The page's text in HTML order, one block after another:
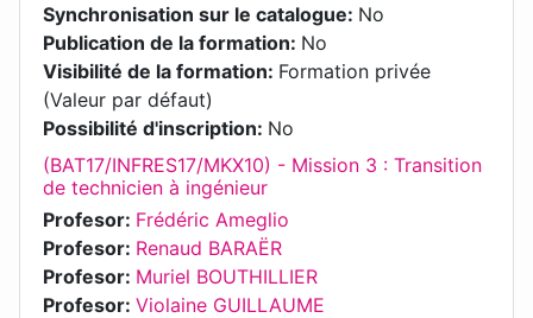
Synchronisation sur le catalogue: No
Publication de la formation: No
Visibilité de la formation: Formation privée
(Valeur par défaut)
Possibilité d'inscription: No
(BAT17/INFRES17/MKX10) - Mission 3 : Transition
de technicien à ingénieur
Profesor: Frédéric Ameglio
Profesor: Renaud BARAËR
Profesor: Muriel BOUTHILLIER
Profesor: Violaine GUILLAUME